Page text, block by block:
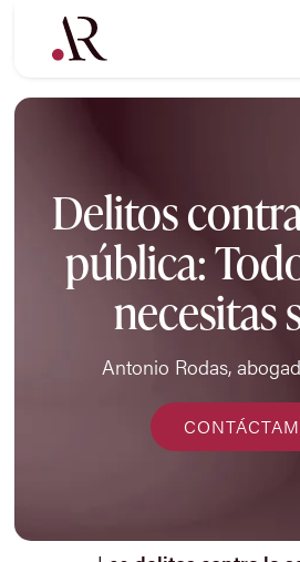
Delitos
pública:
necesitas
Antonio Rodas,